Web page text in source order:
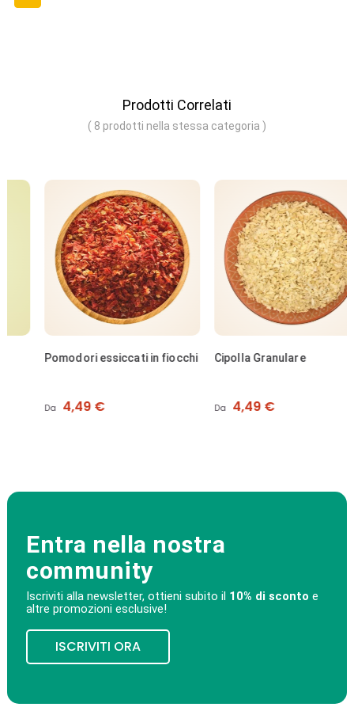
Prodotti Correlati
( 8 prodotti nella stessa categoria )
Pomodori essiccati in fiocchi
Prezzo
4,49 €
Cipolla Granulare
Prezzo
4,49 €
Entra nella nostra
community
Iscriviti alla newsletter, ottieni subito il 10% di sconto e
altre promozioni esclusive!
ISCRIVITI ORA